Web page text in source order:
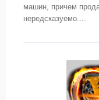
машин, причем
нередсказуемо....